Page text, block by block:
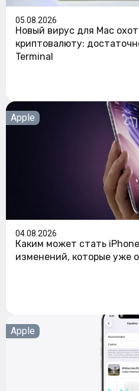
05.08.2026
Новый вирус для Mac
криптовалюту:
Terminal
Apple
04.08.2026
Каким может стать
изменений, которые уже
Apple